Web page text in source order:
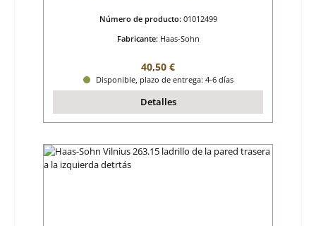
Número de producto: 01012499
Fabricante: Haas-Sohn
Precio normal:
40,50 €
Disponible, plazo de entrega: 4-6 días
Detalles